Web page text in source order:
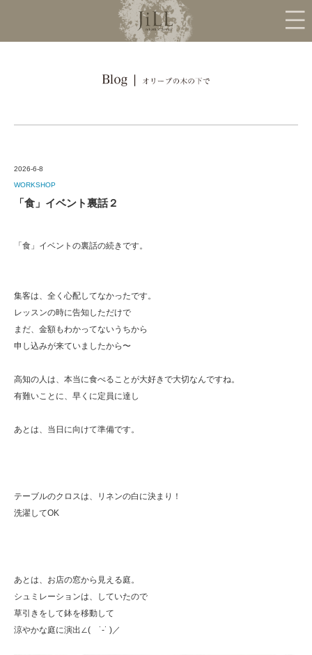
2026-6-8
WORKSHOP
「食」イベント裏話２
「食」イベントの裏話の続きです。
集客は、全く心配してなかったです。
レッスンの時に告知しただけで
まだ、金額もわかってないうちから
申し込みが来ていましたから〜
高知の人は、本当に食べることが大好きで大切なんですね。
有難いことに、早くに定員に達し
あとは、当日に向けて準備です。
テーブルのクロスは、リネンの白に決まり！
洗濯してOK
あとは、お店の窓から見える庭。
シュミレーションは、していたので
草引きをして鉢を移動して
涼やかな庭に演出∠( ˙-˙ )／